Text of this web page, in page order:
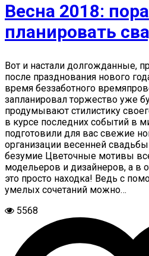
Весна 2018: пора
планировать
Вот и настали долгожданные,
после празднования нового
время беззаботного
запланировал торжество уже
продумывают стилистику
в курсе последних событий в
подготовили для вас свежие
организации весенней
безумие Цветочные мотивы
модельеров и дизайнеров, а в
это просто находка! Ведь с
умелых сочетаний можно…
5568